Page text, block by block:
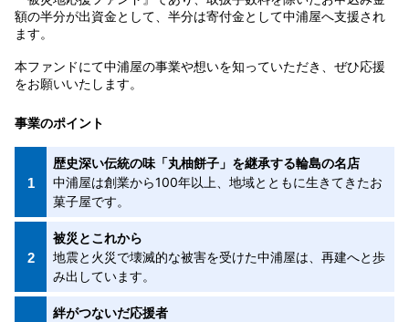
額の半分が出資金として、半分は寄付金として中浦屋へ支援され
ます。
本ファンドにて中浦屋の事業や想いを知っていただき、ぜひ応援
をお願いいたします。
事業のポイント
歴史深い伝統の味「丸柚餅子」を継承する輪島の名店
中浦屋は創業から100年以上、地域とともに生きてきたお
菓子屋です。
被災とこれから
地震と火災で壊滅的な被害を受けた中浦屋は、再建へと歩
み出しています。
絆がつないだ応援者